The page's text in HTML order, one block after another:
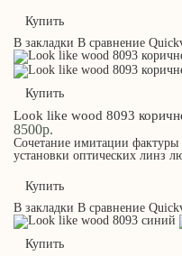
Купить
В закладки В сравнение
Купить
Look like wood 8093
8500р.
Сочетание имитации фактуры
установки оптических линз
Купить
В закладки В сравнение
Купить